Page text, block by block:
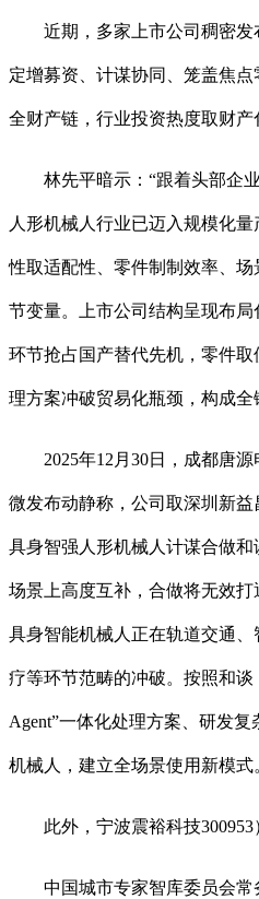
近期，多家上市公司稠密发
定增募资、计谋协同、笼盖焦
全财产链，行业投资热度取财产
林先平暗示：“跟着头部企业
人形机械人行业已迈入规模化
性取适配性、零件制制效率、
节变量。上市公司结构呈现布
环节抢占国产替代先机，零件
理方案冲破贸易化瓶颈，构成全
2025年12月30日，成都唐源
微发布动静称，公司取深圳新
具身智强人形机械人计谋合做
场景上高度互补，合做将无效
具身智能机械人正在轨道交通
疗等环节范畴的冲破。按照和
Agent”一体化处理方案、研发
机械人，建立全场景使用新模式
此外，宁波震裕科技300953
中国城市专家智库委员会常